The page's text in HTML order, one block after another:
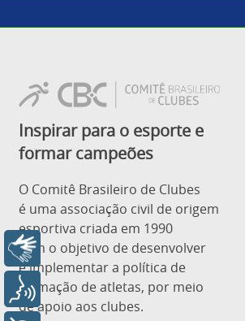
Inspirar para o esporte e
formar campeões
O Comitê Brasileiro de Clubes
é uma associação civil de origem
esportiva criada em 1990
com o objetivo de desenvolver
e implementar a política de
formação de atletas, por meio
de apoio aos clubes.
Libras
Voz